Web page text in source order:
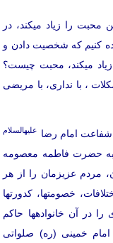
محبت را زیاد می­کند، در
کنیم که شخصیت دادن و
می­کند، محبت چیست؟
، با نداری، با مریضی
امام رضا علیه­السلام
به حضرت فاطمه معصومه
مردم عزیزمان را از هر
خصومت­ها، کدورت­ها
را در آن خانواده­ها حاکم
خمینی (ره) صلواتی